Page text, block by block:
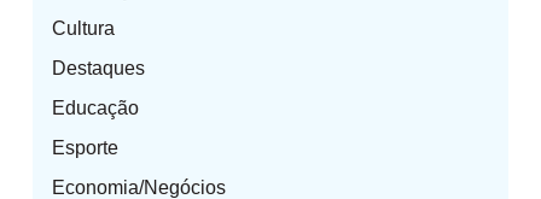
Cultura
Destaques
Educação
Esporte
Economia/Negócios